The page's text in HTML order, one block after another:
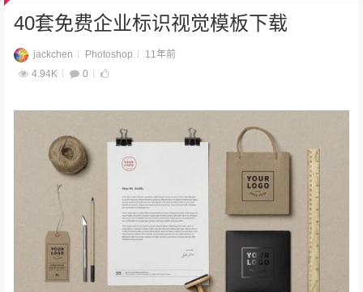
40套免费企业标识视觉模板下载
jackchen Photoshop
11年前
4.94K
0